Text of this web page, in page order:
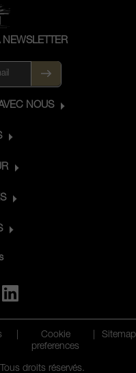
NOUS
Cookie
preferences
Sitemap
droits réservés.